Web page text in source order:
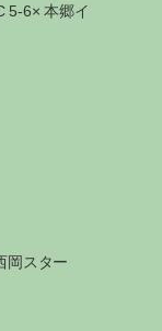
6× 本郷イ
スター